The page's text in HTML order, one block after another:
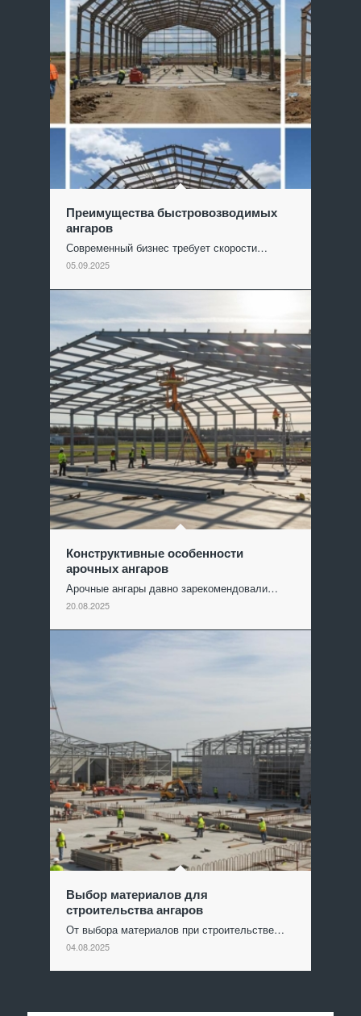
Преимущества быстровозводимых
ангаров
Современный бизнес требует скорости…
05.09.2025
Конструктивные особенности
арочных ангаров
Арочные ангары давно зарекомендовали…
20.08.2025
Выбор материалов для
строительства ангаров
От выбора материалов при строительстве…
04.08.2025